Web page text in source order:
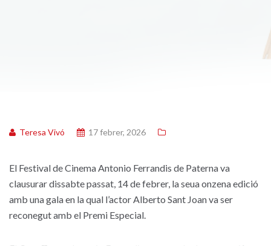
Teresa Vivó 17 febrer, 2026
El Festival de Cinema Antonio Ferrandis de Paterna va
clausurar dissabte passat, 14 de febrer, la seua onzena edició
amb una gala en la qual l’actor Alberto Sant Joan va ser
reconegut amb el Premi Especial.